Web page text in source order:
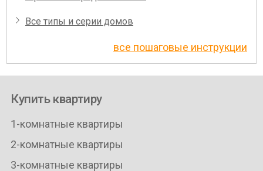
Все типы и серии домов
все пошаговые инструкции
Купить квартиру
1-комнатные квартиры
2-комнатные квартиры
3-комнатные квартиры